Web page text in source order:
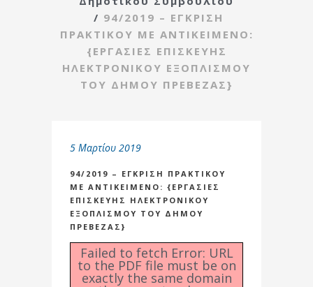
/ 94/2019 – ΕΓΚΡΙΣΗ
ΠΡΑΚΤΙΚΟΥ ΜΕ ΑΝΤΙΚΕΙΜΕΝΟ:
{ΕΡΓΑΣΙΕΣ ΕΠΙΣΚΕΥΗΣ
ΗΛΕΚΤΡΟΝΙΚΟΥ ΕΞΟΠΛΙΣΜΟΥ
ΤΟΥ ΔΗΜΟΥ ΠΡΕΒΕΖΑΣ}
5 Μαρτίου 2019
94/2019 – ΕΓΚΡΙΣΗ ΠΡΑΚΤΙΚΟΥ
ΜΕ ΑΝΤΙΚΕΙΜΕΝΟ: {ΕΡΓΑΣΙΕΣ
ΕΠΙΣΚΕΥΗΣ ΗΛΕΚΤΡΟΝΙΚΟΥ
ΕΞΟΠΛΙΣΜΟΥ ΤΟΥ ΔΗΜΟΥ
ΠΡΕΒΕΖΑΣ}
Failed to fetch Error: URL
to the PDF file must be on
exactly the same domain